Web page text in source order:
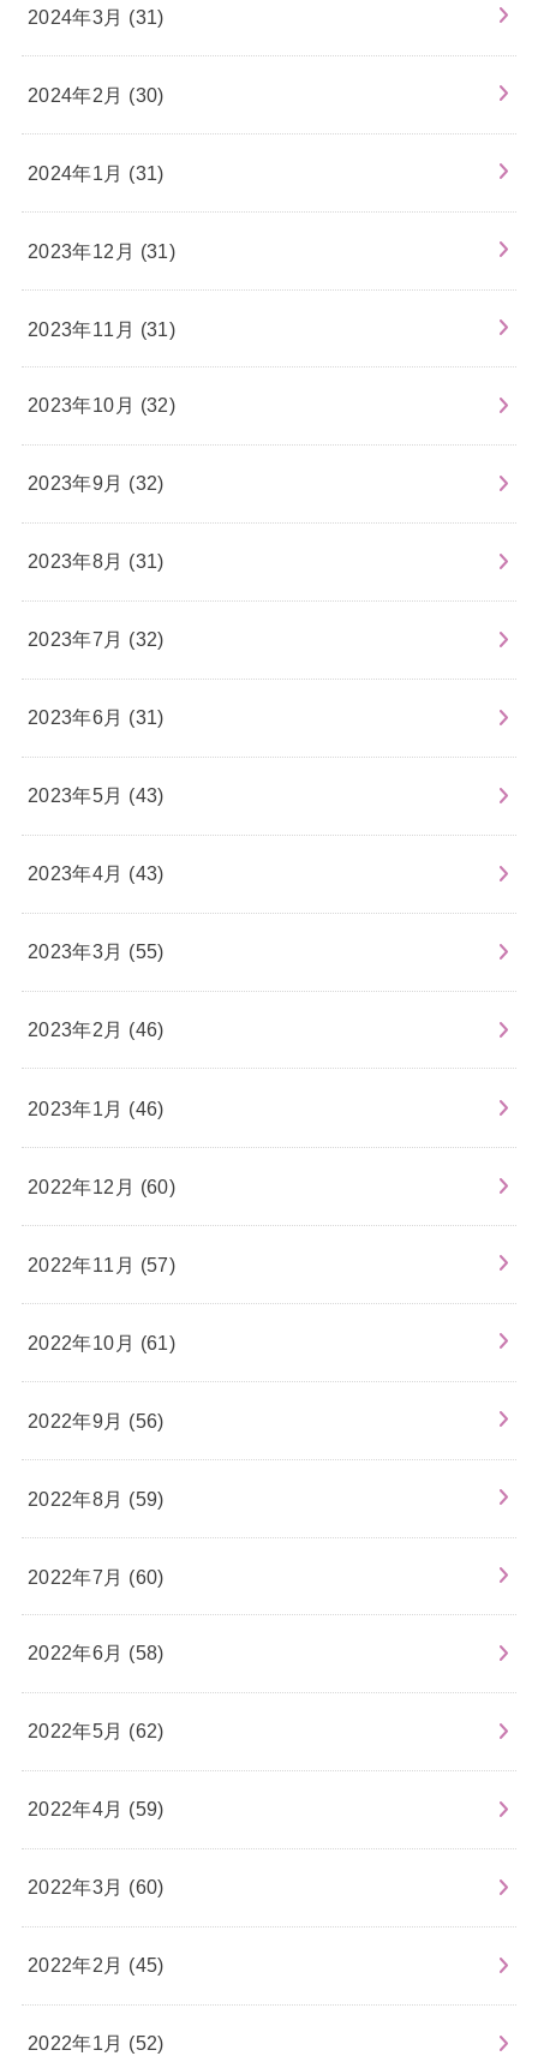
2024年3月 (31)
2024年2月 (30)
2024年1月 (31)
2023年12月 (31)
2023年11月 (31)
2023年10月 (32)
2023年9月 (32)
2023年8月 (31)
2023年7月 (32)
2023年6月 (31)
2023年5月 (43)
2023年4月 (43)
2023年3月 (55)
2023年2月 (46)
2023年1月 (46)
2022年12月 (60)
2022年11月 (57)
2022年10月 (61)
2022年9月 (56)
2022年8月 (59)
2022年7月 (60)
2022年6月 (58)
2022年5月 (62)
2022年4月 (59)
2022年3月 (60)
2022年2月 (45)
2022年1月 (52)